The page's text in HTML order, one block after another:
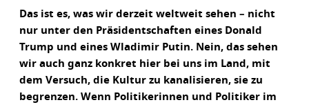
Das ist es, was wir derzeit weltweit sehen – nicht
nur unter den Präsidentschaften eines Donald
Trump und eines Wladimir Putin. Nein, das sehen
wir auch ganz konkret hier bei uns im Land, mit
dem Versuch, die Kultur zu kanalisieren, sie zu
begrenzen. Wenn Politikerinnen und Politiker im